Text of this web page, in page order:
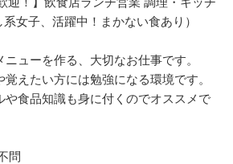
女子、活躍中！まかない食あり）
ューを作る、大切なお仕事です。
えたい方には勉強になる環境です。
や食品知識も身に付くのでオススメで
問